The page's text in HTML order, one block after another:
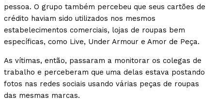
pessoa. O grupo também percebeu que seus cartões de
crédito haviam sido utilizados nos mesmos
estabelecimentos comerciais, lojas de roupas bem
específicas, como Live, Under Armour e Amor de Peça.
As vítimas, então, passaram a monitorar os colegas de
trabalho e perceberam que uma delas estava postando
fotos nas redes sociais usando várias peças de roupas
das mesmas marcas.